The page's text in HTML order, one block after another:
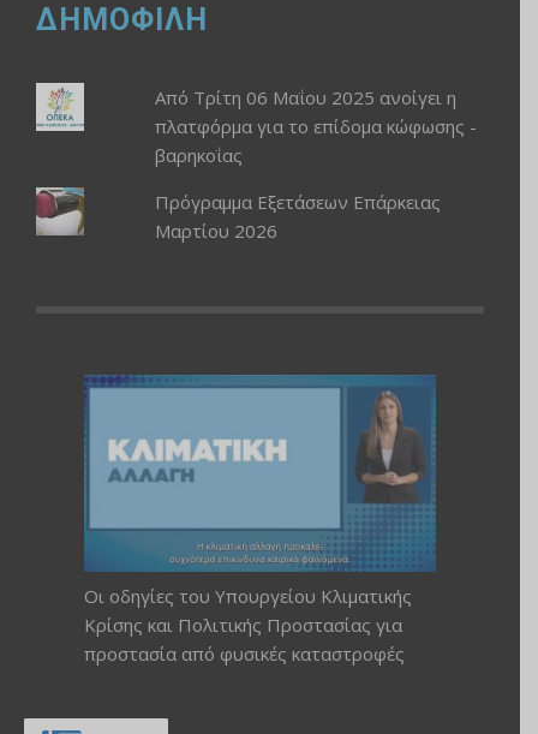
ΔΗΜΟΦΙΛΗ
Από Τρίτη 06 Μαΐου 2025 ανοίγει η
πλατφόρμα για το επίδομα κώφωσης -
βαρηκοΐας
Πρόγραμμα Εξετάσεων Επάρκειας
Μαρτίου 2026
Οι οδηγίες του Υπουργείου Κλιματικής
Κρίσης και Πολιτικής Προστασίας για
προστασία από φυσικές καταστροφές